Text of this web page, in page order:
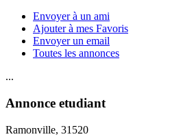
Envoyer à un ami
Ajouter à mes Favoris
Envoyer un email
Toutes les annonces
...
Annonce etudiant
Ramonville, 31520